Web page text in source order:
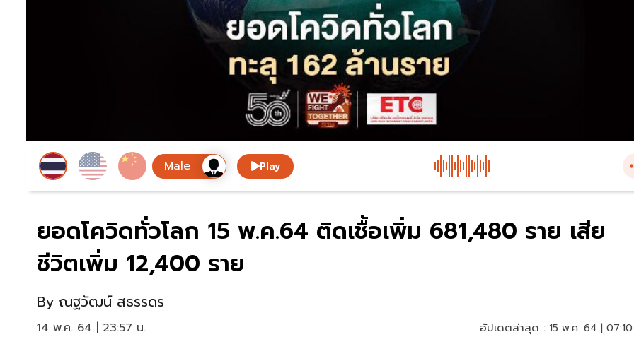
Play
ยอดโควิดทั่วโลก 15 พ.ค.64 ติดเชื้อเพิ่ม 681,480 ราย เสีย
ชีวิตเพิ่ม 12,400 ราย
By ณฐวัฒน์ สธรรดร
14 พ.ค. 64 | 23:57 น. อัปเดตล่าสุด : 15 พ.ค. 64 |